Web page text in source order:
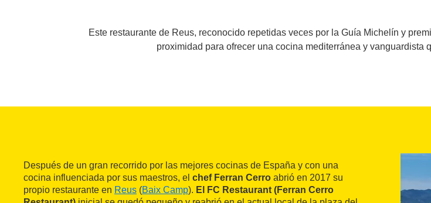
Este restaurante de Reus, reconocido repetidas veces por la Guía Michelín y
proximidad para ofrecer una cocina mediterránea y vanguardista
Después de un gran recorrido por las mejores cocinas de España y con una
cocina influenciada por sus maestros, el chef Ferran Cerro abrió en 2017 su
propio restaurante en Reus (Baix Camp). El FC Restaurant (Ferran Cerro